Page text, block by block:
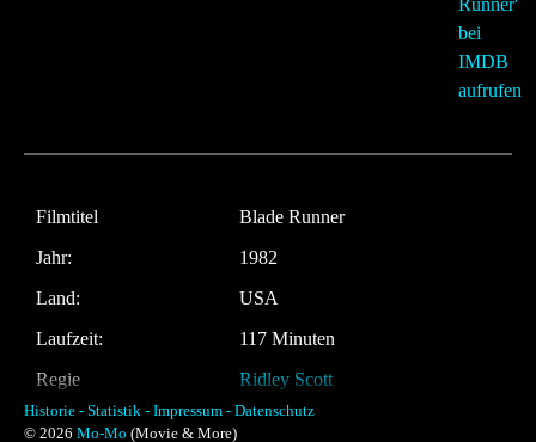
Filmtitel
Blade Runner
Jahr:
1982
Land:
USA
Laufzeit:
117 Minuten
Regie
Ridley Scott
Musik:
Vangelis
Historie - Statistik - Impressum - Datenschutz
© 2026 Mo-Mo (Movie & More)